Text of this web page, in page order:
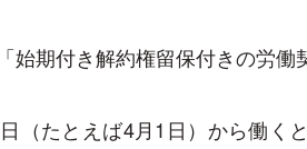
期付き解約権留保付きの労働
（たとえば4月1日）から働く